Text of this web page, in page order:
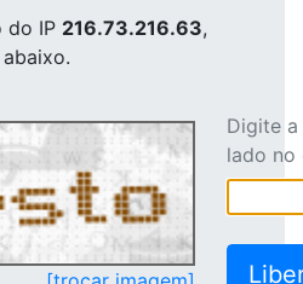
do IP 216.73.216.63,
Digite
lado no